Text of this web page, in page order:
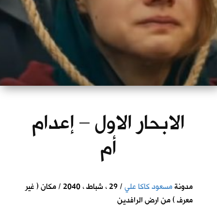
الابحار الاول – إعدام
أم
مدونةمسعود كاكا علي
/ 29 ، شباط ، 2040 / مكان ( غير
معرف ) من ارض الرافدين